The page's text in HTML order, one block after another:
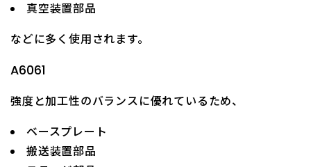
真空装置部品
などに多く使用されます。
A6061
強度と加工性のバランスに優れているため、
ベースプレート
搬送装置部品